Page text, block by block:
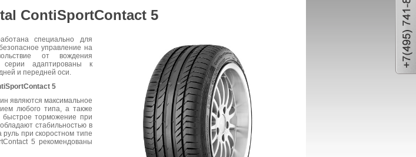
ContiSportContact 5
специально для
управление на
от вождения
адаптированы к
и передней оси.
5
являются максимальное
любого типа, а также
быстрое торможение при
стабильностью в
при скоростном типе
5 рекомендованы